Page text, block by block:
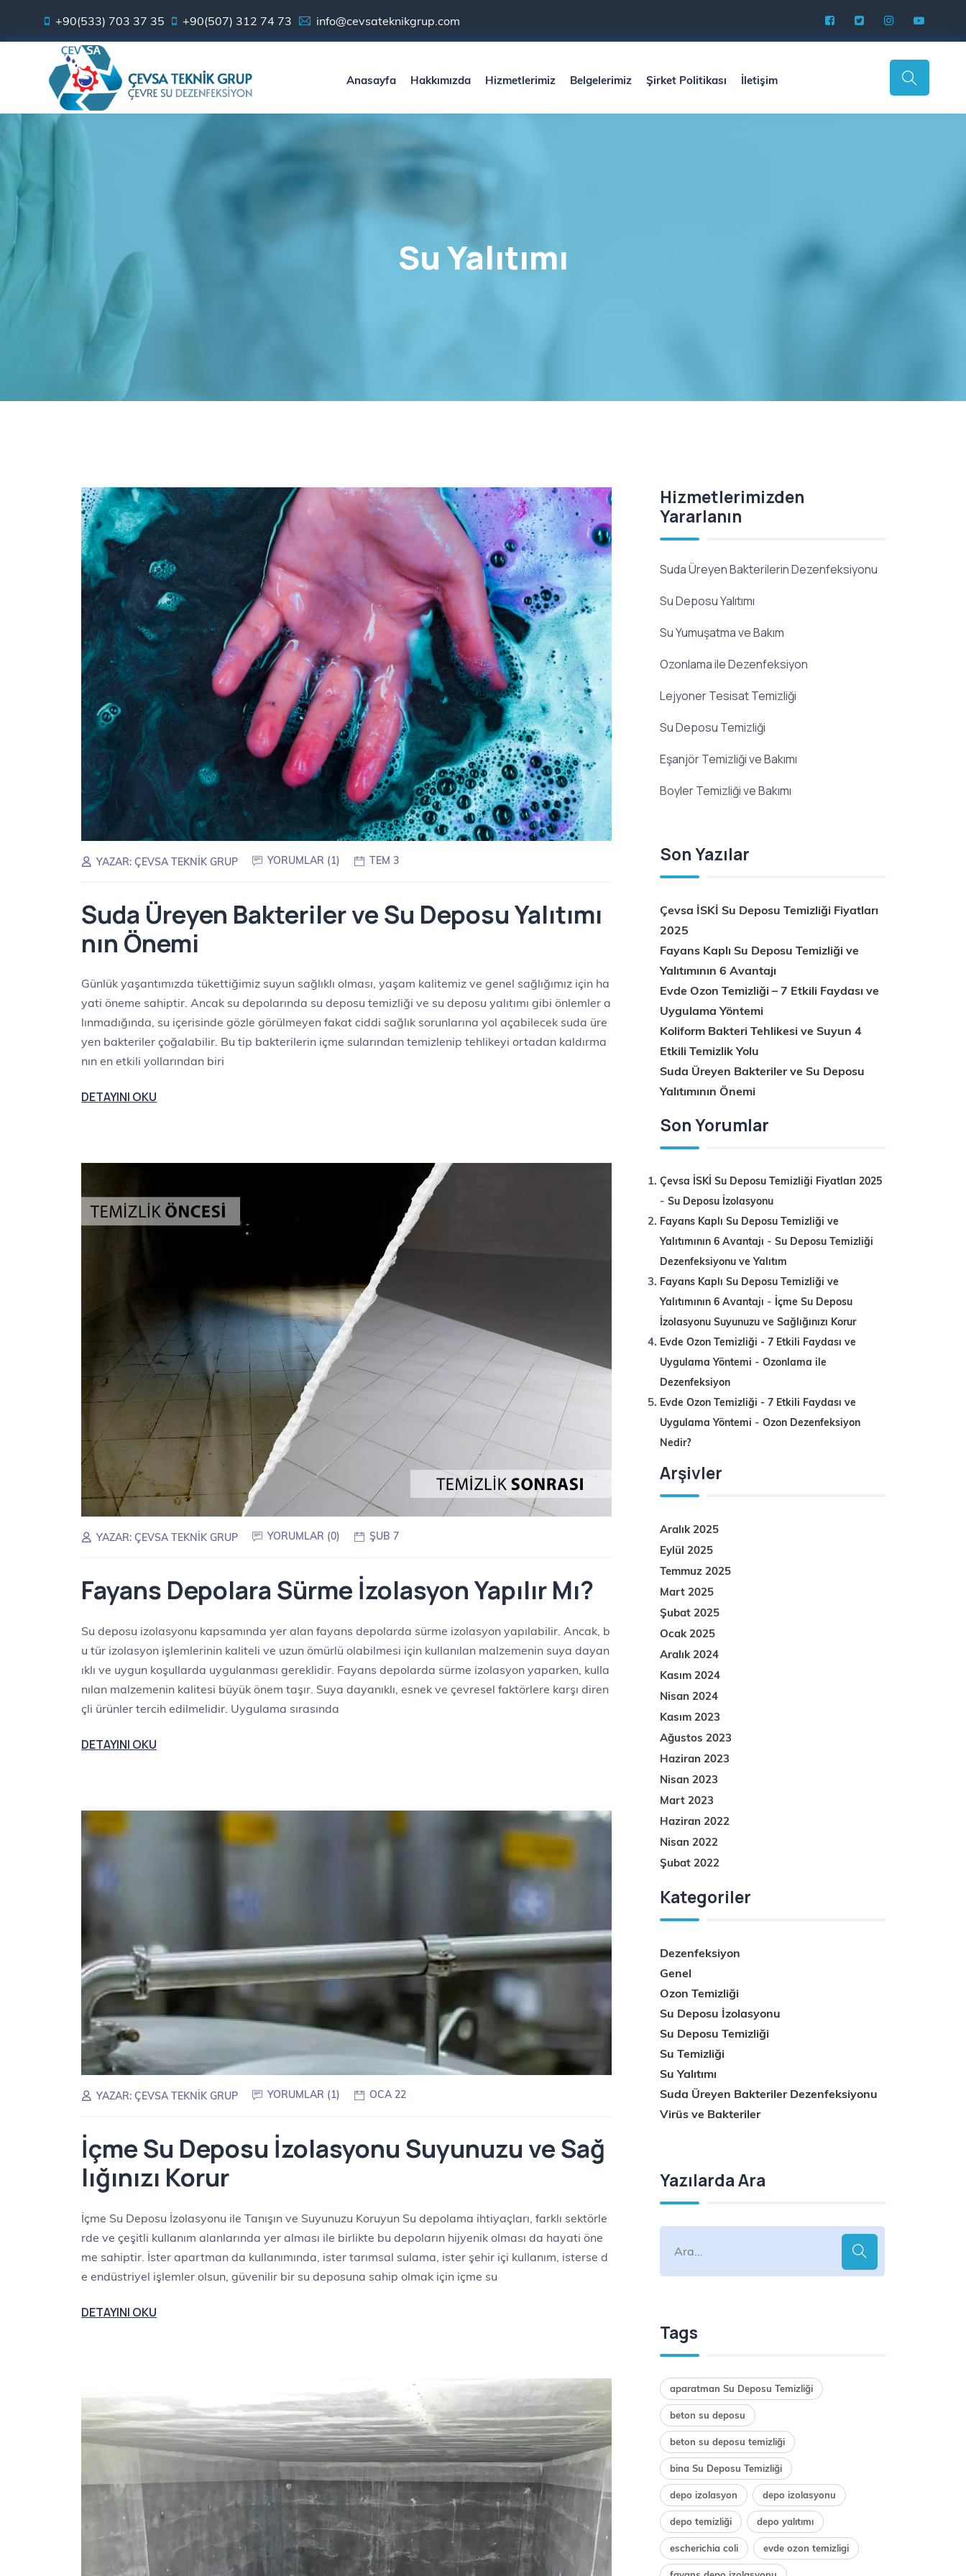
+90(533) 703 37 35 +90(507) 312 74 73 info@cevsateknikgrup.com
Anasayfa Hakkımızda Hizmetlerimiz Belgelerimiz Şirket Politikası İletişim
Su Yalıtımı
YAZAR:ÇEVSA TEKNIK GRUP YORUMLAR (1) TEM 3
Suda Üreyen Bakteriler ve Su Deposu Yalıtımı
nın Önemi
Günlük yaşantımızda tükettiğimiz suyun sağlıklı olması, yaşam kalitemiz ve genel sağlığımız için ha
yati öneme sahiptir. Ancak su depolarında su deposu temizliği ve su deposu yalıtımı gibi önlemler a
lınmadığında, su içerisinde gözle görülmeyen fakat ciddi sağlık sorunlarına yol açabilecek suda üre
yen bakteriler çoğalabilir. Bu tip bakterilerin içme sularından temizlenip tehlikeyi ortadan kaldırma
nın en etkili yollarından biri
DETAYINI OKU
YAZAR:ÇEVSA TEKNIK GRUP YORUMLAR (0) ŞUB 7
Fayans Depolara Sürme İzolasyon Yapılır Mı?
Su deposu izolasyonu kapsamında yer alan fayans depolarda sürme izolasyon yapılabilir. Ancak, b
u tür izolasyon işlemlerinin kaliteli ve uzun ömürlü olabilmesi için kullanılan malzemenin suya dayan
ıklı ve uygun koşullarda uygulanması gereklidir. Fayans depolarda sürme izolasyon yaparken, kulla
nılan malzemenin kalitesi büyük önem taşır. Suya dayanıklı, esnek ve çevresel faktörlere karşı diren
çli ürünler tercih edilmelidir. Uygulama sırasında
DETAYINI OKU
YAZAR:ÇEVSA TEKNIK GRUP YORUMLAR (1) OCA 22
İçme Su Deposu İzolasyonu Suyunuzu ve Sağ
lığınızı Korur
İçme Su Deposu İzolasyonu ile Tanışın ve Suyunuzu Koruyun Su depolama ihtiyaçları, farklı sektörle
rde ve çeşitli kullanım alanlarında yer alması ile birlikte bu depoların hijyenik olması da hayati öne
me sahiptir. İster apartman da kullanımında, ister tarımsal sulama, ister şehir içi kullanım, isterse d
e endüstriyel işlemler olsun, güvenilir bir su deposuna sahip olmak için içme su
DETAYINI OKU
Hizmetlerimizden
Yararlanın
Suda Üreyen Bakterilerin Dezenfeksiyonu
Su Deposu Yalıtımı
Su Yumuşatma ve Bakım
Ozonlama ile Dezenfeksiyon
Lejyoner Tesisat Temizliği
Su Deposu Temizliği
Eşanjör Temizliği ve Bakımı
Boyler Temizliği ve Bakımı
Son Yazılar
Çevsa İSKİ Su Deposu Temizliği Fiyatları
2025
Fayans Kaplı Su Deposu Temizliği ve
Yalıtımının 6 Avantajı
Evde Ozon Temizliği – 7 Etkili Faydası ve
Uygulama Yöntemi
Koliform Bakteri Tehlikesi ve Suyun 4
Etkili Temizlik Yolu
Suda Üreyen Bakteriler ve Su Deposu
Yalıtımının Önemi
Son Yorumlar
Çevsa İSKİ Su Deposu Temizliği Fiyatları 2025
-Su Deposu İzolasyonu
Fayans Kaplı Su Deposu Temizliği ve
Yalıtımının 6 Avantajı -Su Deposu Temizliği
Dezenfeksiyonu ve Yalıtım
Fayans Kaplı Su Deposu Temizliği ve
Yalıtımının 6 Avantajı - İçme Su Deposu
İzolasyonu Suyunuzu ve Sağlığınızı Korur
Evde Ozon Temizliği - 7 Etkili Faydası ve
Uygulama Yöntemi -Ozonlama ile
Dezenfeksiyon
Evde Ozon Temizliği - 7 Etkili Faydası ve
Uygulama Yöntemi -Ozon Dezenfeksiyon
Nedir?
Arşivler
Aralık 2025
Eylül 2025
Temmuz 2025
Mart 2025
Şubat 2025
Ocak 2025
Aralık 2024
Kasım 2024
Nisan 2024
Kasım 2023
Ağustos 2023
Haziran 2023
Nisan 2023
Mart 2023
Haziran 2022
Nisan 2022
Şubat 2022
Kategoriler
Dezenfeksiyon
Genel
Ozon Temizliği
Su Deposu İzolasyonu
Su Deposu Temizliği
Su Temizliği
Su Yalıtımı
Suda Üreyen Bakteriler Dezenfeksiyonu
Virüs ve Bakteriler
Yazılarda Ara
Tags
aparatman Su Deposu Temizliği
beton su deposu
beton su deposu temizliği
bina Su Deposu Temizliği
depo izolasyon depo izolasyonu
depo temizliği depo yalıtımı
escherichia coli evde ozon temizligi